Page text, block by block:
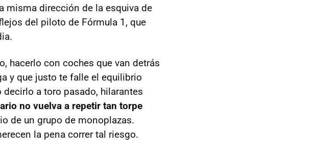
misma dirección de la esquiva de
del piloto de Fórmula 1, que
hacerlo con coches que van detrás
y que justo te falle el equilibrio
a toro pasado, hilarantes
no vuelva a repetir tan torpe
de un grupo de monoplazas.
la pena correr tal riesgo.